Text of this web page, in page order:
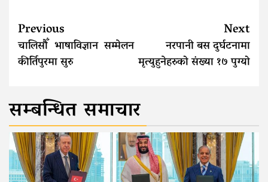
Continue
Reading
Previous
चालिसौँ भाषाविज्ञान सम्मेलन
कीर्तिपुरमा सुरु
Next
नरपानी बस दुर्घटनामा
मृत्युहुनेहरुको संख्या १७ पुग्यो
सम्बन्धित समाचार